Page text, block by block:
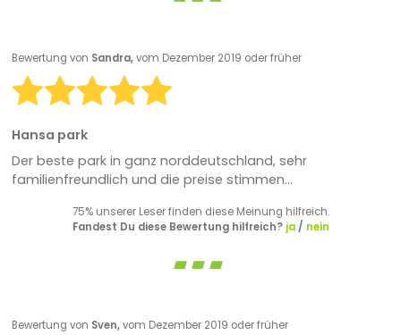
Bewertung von Sandra,vom Dezember 2019 oder früher
Hansa park
Der beste park in ganz norddeutschland, sehr
familienfreundlich und die preise stimmen...
75% unserer Leser finden diese Meinung hilfreich.
Fandest Du diese Bewertung hilfreich? ja/ nein
Bewertung von Sven,vom Dezember 2019 oder früher